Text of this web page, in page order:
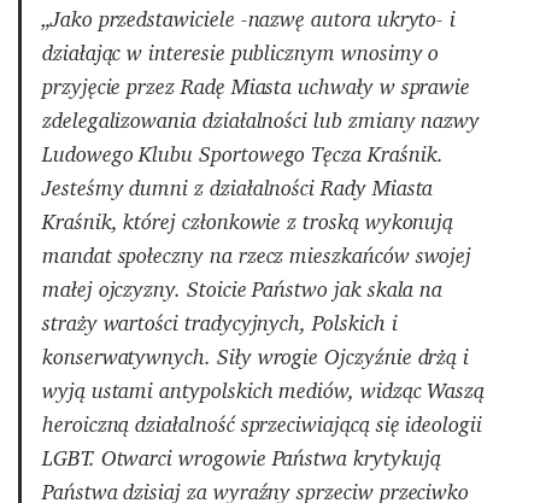
„Jako przedstawiciele -nazwę autora ukryto- i
działając w interesie publicznym wnosimy o
przyjęcie przez Radę Miasta uchwały w sprawie
zdelegalizowania działalności lub zmiany nazwy
Ludowego Klubu Sportowego Tęcza Kraśnik.
Jesteśmy dumni z działalności Rady Miasta
Kraśnik, której członkowie z troską wykonują
mandat społeczny na rzecz mieszkańców swojej
małej ojczyzny. Stoicie Państwo jak skala na
straży wartości tradycyjnych, Polskich i
konserwatywnych. Siły wrogie Ojczyźnie drżą i
wyją ustami antypolskich mediów, widząc Waszą
heroiczną działalność sprzeciwiającą się ideologii
LGBT. Otwarci wrogowie Państwa krytykują
Państwa dzisiaj za wyraźny sprzeciw przeciwko